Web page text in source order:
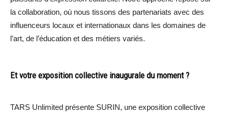
la collaboration, où nous tissons des partenariats avec des
influenceurs locaux et internationaux dans les domaines de
l’art, de l’éducation et des métiers variés.
Et votre exposition collective inaugurale du moment ?
TARS Unlimited présente SURIN, une exposition collective